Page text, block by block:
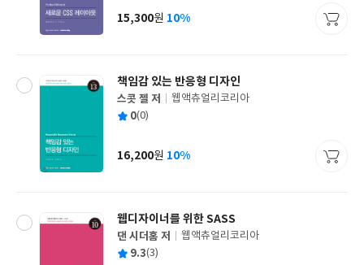
사
가
15,300원 10%
책임감 있는 반응형 디자인
글
쓴
스콧 젤 저
출
사
웹액츄얼리코리아
평 0(0)
가
16,200원 10%
웹디자이너를 위한 SASS
글
쓴
댄 시더홈 저
출
웹액츄얼리코리아
평 9.3(3)